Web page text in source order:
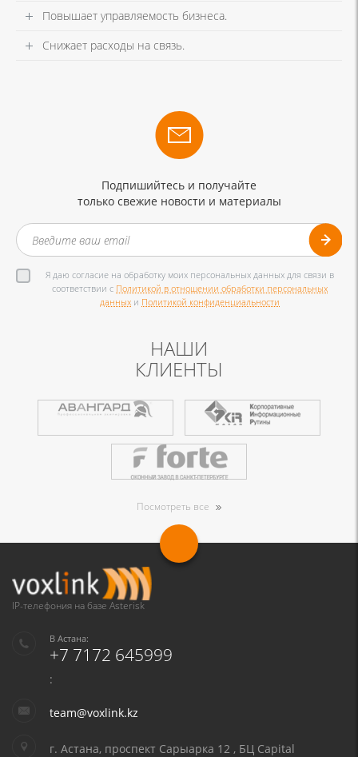
Повышает управляемость бизнеса.
Снижает расходы на связь.
Подпишийтесь и получайте
только свежие новости и материалы
Я даю согласие на обработку моих персональных данных для связи в
соответствии с Политикой в отношении обработки персональных
данных и Политикой конфиденциальности
НАШИ
КЛИЕНТЫ
Посмотреть все
IP-телефония на базе Asterisk
В Астана:
+7 7172 645999
:
team@voxlink.kz
г. Астана, проспект Сарыарка 12 , БЦ Capital